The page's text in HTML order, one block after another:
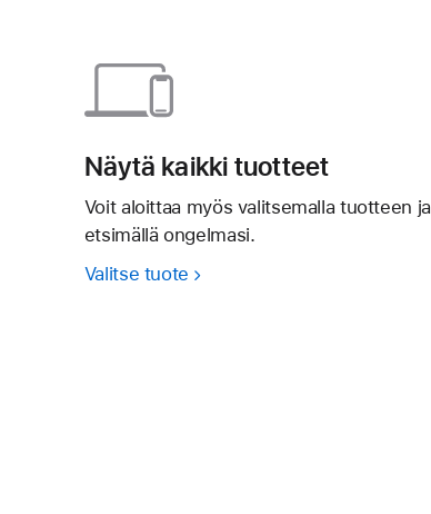
Näytä kaikki tuotteet
Voit aloittaa myös valitsemalla tuotteen ja
etsimällä ongelmasi.
Valitse tuote